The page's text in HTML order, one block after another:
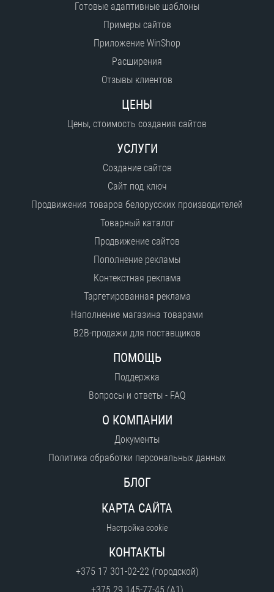
Готовые адаптивные шаблоны
Примеры сайтов
Приложение WinShop
Расширения
Отзывы клиентов
ЦЕНЫ
Цены, стоимость создания сайтов
УСЛУГИ
Создание сайтов
Сайт под ключ
Продвижения товаров белорусских производителей
Товарный каталог
Продвижение сайтов
Пополнение рекламы
Контекстная реклама
Таргетированная реклама
Наполнение магазина товарами
B2B-продажи для поставщиков
ПОМОЩЬ
Поддержка
Вопросы и ответы - FAQ
О КОМПАНИИ
Документы
Политика обработки персональных данных
БЛОГ
КАРТА САЙТА
Настройка cookie
КОНТАКТЫ
+375 17 301-02-22 (городской)